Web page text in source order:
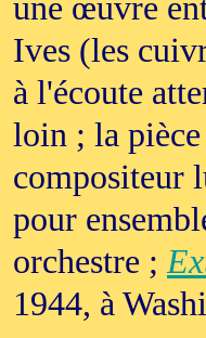
Ives (les
à l'écoute
loin ; la
compositeur
pour
orchestre ;
1944, à